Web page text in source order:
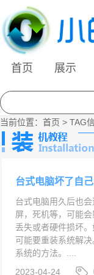
首页 展示
当前位置： 首页 > TAG
台式电脑坏了自
台式电脑用久后也
屏，死机等，可能
丢失或者硬件损坏
可能要重装系统解
系统的方法。....
2023-04-24